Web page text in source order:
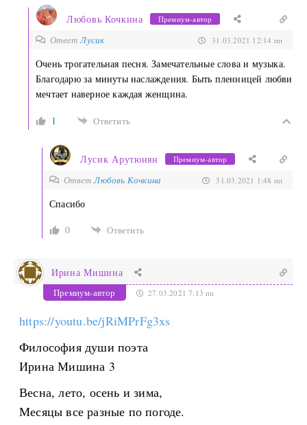
Любовь Кочкина Премиум-автор
ОтветЛусик 31.03.2021 12:14 пп
Очень трогательная песня. Замечательные слова и музыка.
Благодарю за минуты наслаждения. Быть пленницей любви
мечтает наверное каждая женщина.
1 Ответить
Лусик Арутюнян Премиум-автор
ОтветЛюбовь Кочкина 31.03.2021 1:48 пп
Спасибо
0
Ответить
Ирина Мишина
Премиум-автор 27.03.2021 7:13 пп
https://youtu.be/jRiMPrFg3xs
Философия души поэта
Ирина Мишина 3
Весна, лето, осень и зима,
Месяцы все разные по погоде.